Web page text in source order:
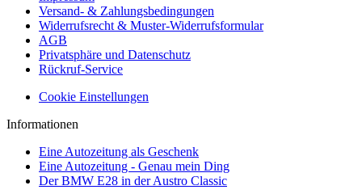
Versand- & Zahlungsbedingungen
Widerrufsrecht & Muster-Widerrufsformular
AGB
Privatsphäre und Datenschutz
Rückruf-Service
Cookie Einstellungen
Informationen
Eine Autozeitung als Geschenk
Eine Autozeitung - Genau mein Ding
Der BMW E28 in der Austro Classic